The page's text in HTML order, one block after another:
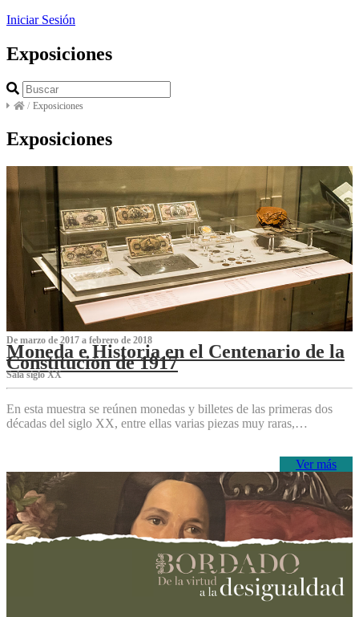
Iniciar Sesión
Exposiciones
/ Exposiciones
Exposiciones
De marzo de 2017 a febrero de 2018
Moneda e Historia en el Centenario de la
Constitución de 1917
Sala siglo XX
En esta muestra se reúnen monedas y billetes de las primeras dos
décadas del siglo XX, entre ellas varias piezas muy raras,…
Ver más